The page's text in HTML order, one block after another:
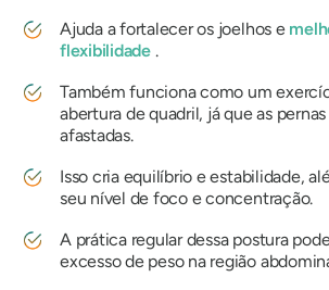
Ajuda a fortalecer os joelhos e
flexibilidade.
Também funciona como um
abertura de quadril, já que as
afastadas.
Isso cria equilíbrio e estabilidade,
seu nível de foco e concentração.
A prática regular dessa postura
excesso de peso na região